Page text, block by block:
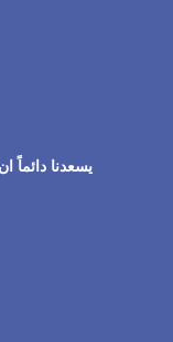
يسعدنا